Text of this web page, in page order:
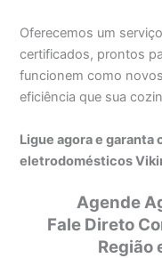
Oferecemos um
certificados, prontos
funcionem como
eficiência que sua
Ligue agora e garanta
eletrodomésticos
Agende
Fale Direto
Região